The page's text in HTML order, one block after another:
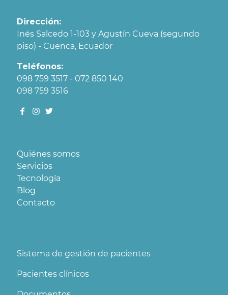
Dirección:
Inés Salcedo 1-103 y Agustín Cueva (segundo
piso) - Cuenca, Ecuador
Teléfonos:
098 759 3517 - 072 850 140
098 759 3516
Quiénes somos
Servicios
Tecnología
Blog
Contacto
Sistema de gestión de pacientes
Pacientes clínicos